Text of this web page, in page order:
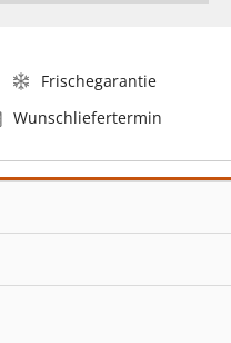
Frischegarantie
Wunschliefertermin